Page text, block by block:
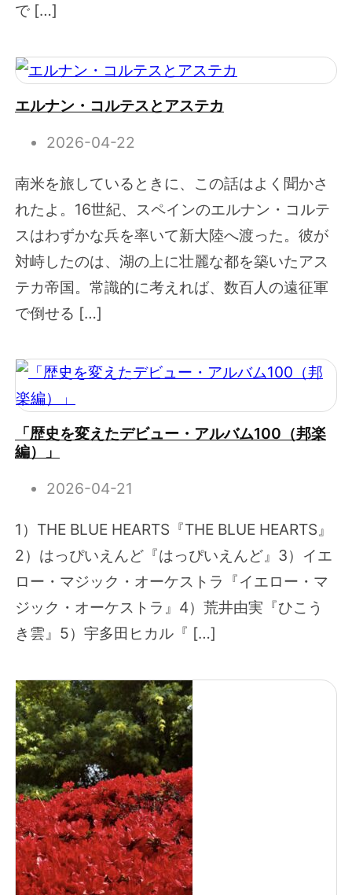
で […]
エルナン・コルテスとアステカ
2026-04-22
南米を旅しているときに、この話はよく聞かさ
れたよ。16世紀、スペインのエルナン・コルテ
スはわずかな兵を率いて新大陸へ渡った。彼が
対峙したのは、湖の上に壮麗な都を築いたアス
テカ帝国。常識的に考えれば、数百人の遠征軍
で倒せる […]
「歴史を変えたデビュー・アルバム100（邦楽
編）」
2026-04-21
1）THE BLUE HEARTS『THE BLUE HEARTS』
2）はっぴいえんど『はっぴいえんど』3）イエ
ロー・マジック・オーケストラ『イエロー・マ
ジック・オーケストラ』4）荒井由実『ひこう
き雲』5）宇多田ヒカル『 […]